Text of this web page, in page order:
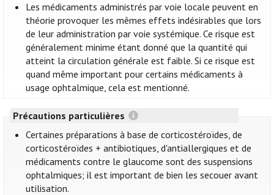
Les médicaments administrés par voie locale peuvent en
théorie provoquer les mêmes effets indésirables que lors
de leur administration par voie systémique. Ce risque est
généralement minime étant donné que la quantité qui
atteint la circulation générale est faible. Si ce risque est
quand même important pour certains médicaments à
usage ophtalmique, cela est mentionné.
Précautions particulières
Certaines préparations à base de corticostéroïdes, de
corticostéroïdes + antibiotiques, d'antiallergiques et de
médicaments contre le glaucome sont des suspensions
ophtalmiques; il est important de bien les secouer avant
utilisation.